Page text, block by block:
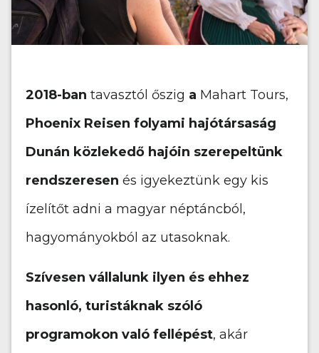
2018-ban tavasztól őszig a Mahart Tours,
Phoenix Reisen folyami hajótársaság
Dunán közlekedő hajóin szerepeltünk
rendszeresen és igyekeztünk egy kis
ízelítőt adni a magyar néptáncból,
hagyományokból az utasoknak.
Szívesen vállalunk ilyen és ehhez
hasonló, turistáknak szóló
programokon való fellépést, akár